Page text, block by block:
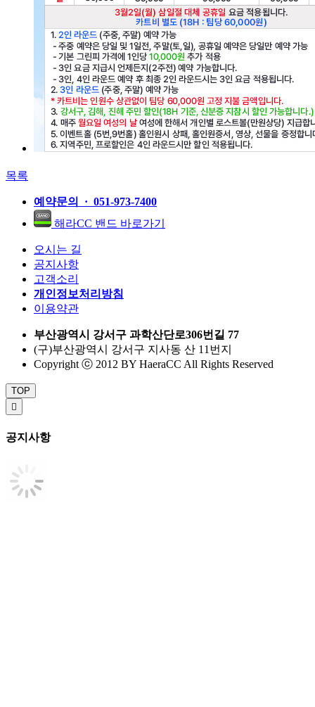
목록
예약문의 · 051-973-7400
해라CC 밴드 바로가기
오시는 길
공지사항
고객소리
개인정보처리방침
이용약관
부산광역시 강서구 과학산단로306번길 77
(구)부산광역시 강서구 지사동 산 11번지
Copyright ⓒ 2012 BY HaeraCC All Rights Reserved
TOP

공지사항